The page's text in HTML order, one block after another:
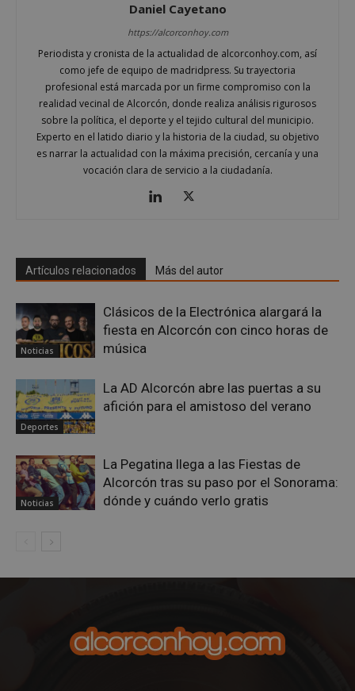
Daniel Cayetano
https://alcorconhoy.com
Periodista y cronista de la actualidad de alcorconhoy.com, así
como jefe de equipo de madridpress. Su trayectoria
profesional está marcada por un firme compromiso con la
realidad vecinal de Alcorcón, donde realiza análisis rigurosos
sobre la política, el deporte y el tejido cultural del municipio.
Experto en el latido diario y la historia de la ciudad, su objetivo
es narrar la actualidad con la máxima precisión, cercanía y una
vocación clara de servicio a la ciudadanía.
Artículos relacionados Más del autor
Noticias
Clásicos de la Electrónica alargará la
fiesta en Alcorcón con cinco horas de
música
Deportes
La AD Alcorcón abre las puertas a su
afición para el amistoso del verano
Noticias
La Pegatina llega a las Fiestas de
Alcorcón tras su paso por el Sonorama:
dónde y cuándo verlo gratis
inicio de sesión de usuario y la gestión de cuentas.
El sitio web no se puede utilizar correctamente sin
las cookies estrictamente necesarias.
Nombre
Dominio
PHPSESSID
PHP.net
alcorconhoy.com
AWSALBCORS
Google
Privacy Policy